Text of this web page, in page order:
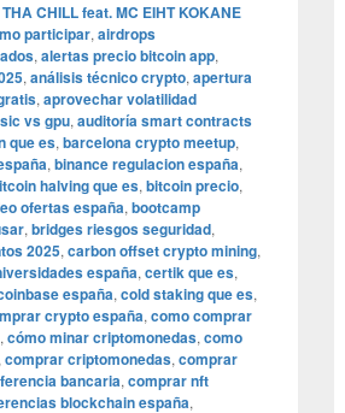
CHILL feat. MC EIHT KOKANE
participar, airdrops
, alertas precio bitcoin app,
, análisis técnico crypto, apertura
, aprovechar volatilidad
vs gpu, auditoría smart contracts
que es, barcelona crypto meetup,
, binance regulacion españa,
halving que es, bitcoin precio,
ofertas españa, bootcamp
, bridges riesgos seguridad,
2025, carbon offset crypto mining,
españa, certik que es,
españa, cold staking que es,
crypto españa, como comprar
, cómo minar criptomonedas, como
comprar criptomonedas, comprar
bancaria, comprar nft
blockchain españa,